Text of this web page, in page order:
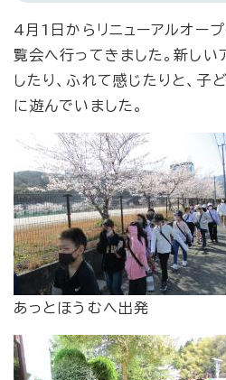
4月1日からリニューアルオー
覧会へ行ってきました。新しい
したり、ふれて感じたりと、子
に遊んでいました。
あっとほうむへ出発